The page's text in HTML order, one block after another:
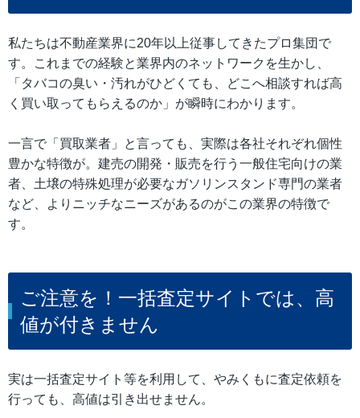
私たちは不動産業界に20年以上従事してきたプロ集団で
す。これまでの経験と業界内のネットワークを生かし、
「タバコの臭い・汚れがひどくても、どこへ相談すれば高
く買い取ってもらえるのか」が瞬時にわかります。
一言で「買取業者」と言っても、実際は各社それぞれ個性
豊かな特徴が。建売の開発・販売を行う一般住宅向けの業
者、土壌の特殊処理が必要なガソリンスタンド専門の業者
など、よりニッチなニーズがあるのがこの業界の特徴で
す。
ご注意を！一括査定サイトでは、高
値が付きません
実は一括査定サイト等を利用して、やみくもに査定依頼を
行っても、高値は引き出せません。